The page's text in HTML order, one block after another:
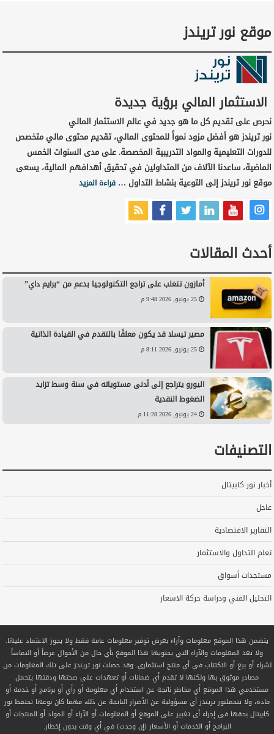
موقع نور تريندز
الاستثمار المالي برؤية جديدة
نحرص على تقديم كل ما هو جديد في عالم الاستثمار المالي
نور تريندز هو أفضل مزود نمواً للمحتوى المالي، تقديم محتوى مالي متخصص
للدورات التعليمية والمواد التدريبية المخصصة. على مدى السنوات الخمس
الماضية، ساعدنا الآلاف من المتداولين في تحقيق أهدافهم المالية، يسعى
موقع نور تريندز إلى التوعية بنشاط التداول …قراءة المزيد
أحدث المقالات
أمازون تتغلب على تراجع التكنولوجيا بدعم من “برايم داي”
25 يونيو, 2026 9:48 م
مصير تيسلا قد يكون معلقًا بالتقدم في القيادة الذاتية
25 يونيو, 2026 8:11 م
اليورو يتراجع إلى أدنى مستوياته في سنة وسط تزايد
الضغوط النقدية
24 يونيو, 2026 11:28 م
التصنيفات
أخبار نور كابيتال
عاجل
التقارير الاقتصادية
تعلم التداول والاستثمار
مستجدات أسواق
التحليل الفني ودراسة حركة الاسعار
يتضمن هذا الموقع معلومات وآراء بغرض توفير معلومات عامة فقط ولا يجوز الاعتماد عليها.
ولا تعد المعلومات والآراء التي يحتويها هذا الموقع بأي حال من الأحوال عرضاً أو التماساً
لشراء أو بيع أو الاكتتاب في أي منتج استثماري. وقد حصلت نور تريندز على تلك المعلومات من
مصادر موثوق بها ولكنها لا تقدم أي ضمانات أو تعهدات على صحتها ودقتها يتحمل
مستخدمي هذا الموقع أي مخاطر ناتجة عن استخدام أي معلومة أو رأي أو برنامج أو خدمة أو
مادة، ولا تتحملنور تريندز أي مسؤولية عن الأضرار الناتجة عن ذلك مهما كان نوعها تحتفظ نور
كابيتال بحقها في إجراء أي تغيير على الموقع أو المعلومات أو الآراء أو المواد أو المنتجات أو
البرامج أو الخدمات أو الأسعار (إن وجدت) في أي وقت بدون إخطار.